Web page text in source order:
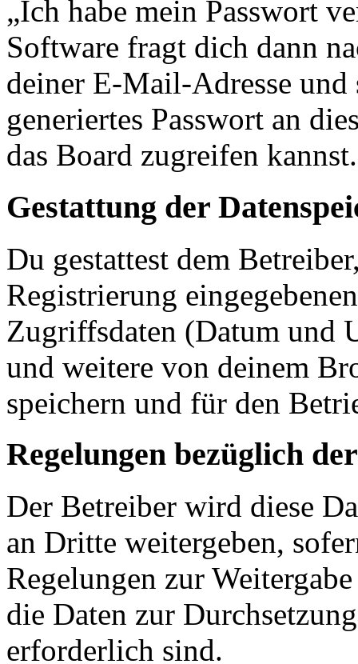
„Ich habe mein Passwort
Software fragt dich dann
deiner E-Mail-Adresse und
generiertes Passwort an
das Board zugreifen kannst.
Gestattung der
Du gestattest dem
Registrierung
Zugriffsdaten (Datum und
und weitere von deinem
speichern und für den
Regelungen bezüglich
Der Betreiber wird diese
an Dritte weitergeben,
Regelungen zur
die Daten zur
erforderlich sind.